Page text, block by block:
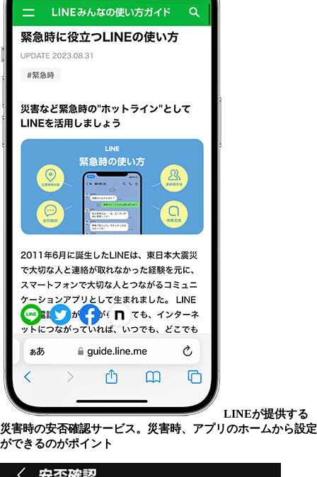
LINEが提供する
災害時の安否確認サービス。災害時、アプリのホームから設定
ができるのがポイント